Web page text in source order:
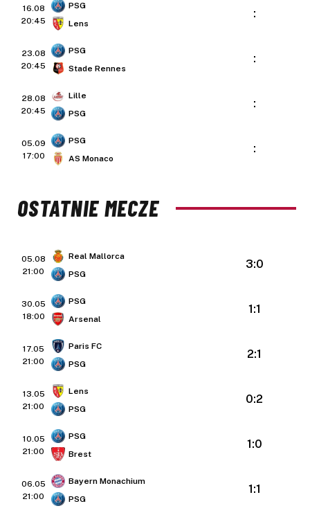
16.08
20:45
PSG
Lens
:
23.08
20:45
PSG
Stade Rennes
:
28.08
20:45
Lille
PSG
:
05.09
17:00
PSG
AS Monaco
:
OSTATNIE MECZE
05.08
21:00
Real Mallorca
PSG
3:0
30.05
18:00
PSG
Arsenal
1:1
17.05
21:00
Paris FC
PSG
2:1
13.05
21:00
Lens
PSG
0:2
10.05
21:00
PSG
Brest
1:0
06.05
21:00
Bayern Monachium
PSG
1:1